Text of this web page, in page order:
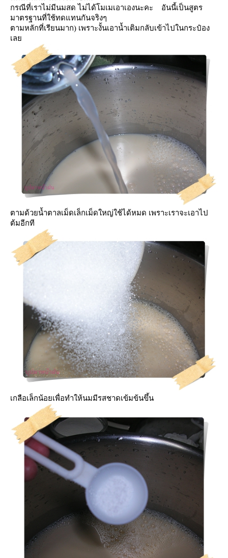
กรณีที่เราไม่มีนมสด ไม่ได้โมเมเอาเองนะคะ อันนี้เป็นสูตร
มาตรฐานที่ใช้ทดแทนกันจริงๆ
ตามหลักที่เรียนมาก) เพราะงั้นเอาน้ำเติมกลับเข้าไปในกระป๋อง
เล
ตามด้วยน้ำตาลเม็ดเล็กเม็ดใหญ่ใช้ได้หมด เพราะเราจะเอาไป
ต้มอีกที
เกลือเล็กน้อยเพื่อทำให้นมมีรสชาดเข้มข้นขึ้น